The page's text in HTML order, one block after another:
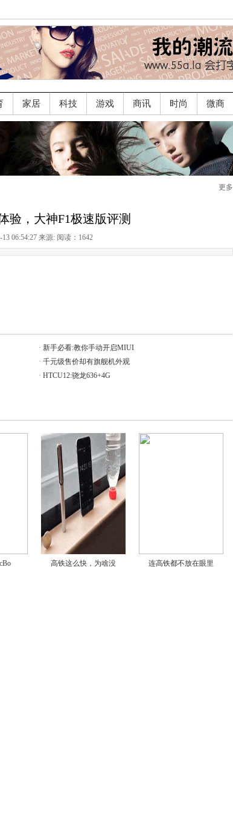
家居 科技 游戏 商讯 时尚 微商
更多
验，大神F1极速版评测
13 06:54:27 来源: 阅读：1642
· 新手必看:教你手动开启MIUI
· 千元级售价却有旗舰机外观
· HTCU12:骁龙636+4G
高铁这么快，为啥没 连高铁都不放在眼里